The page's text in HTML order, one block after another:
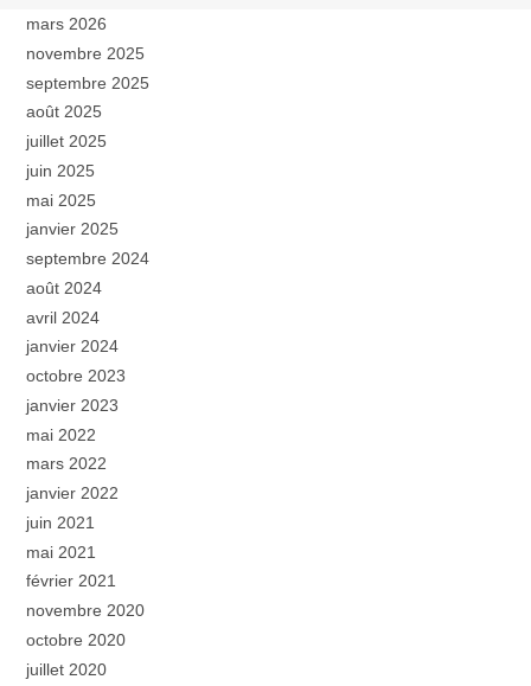
mars 2026
novembre 2025
septembre 2025
août 2025
juillet 2025
juin 2025
mai 2025
janvier 2025
septembre 2024
août 2024
avril 2024
janvier 2024
octobre 2023
janvier 2023
mai 2022
mars 2022
janvier 2022
juin 2021
mai 2021
février 2021
novembre 2020
octobre 2020
juillet 2020